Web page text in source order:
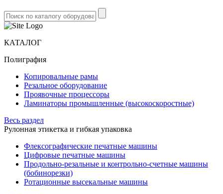
КАТАЛОГ
Полиграфия
Копировальные рамы
Резальное оборудование
Проявочные процессоры
Ламинаторы промышленные (высокоскоростные)
Весь раздел
Рулонная этикетка и гибкая упаковка
Флексографические печатные машины
Цифровые печатные машины
Продольно-резальные и контрольно-счетные машины
(бобинорезки)
Ротационные высекальные машины